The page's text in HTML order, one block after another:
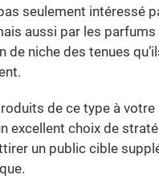
seulement intéressé
aussi par les
de niche des tenues
de ce type à votre
excellent choix de
un public cible